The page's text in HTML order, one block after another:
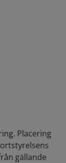
Placering
gällande